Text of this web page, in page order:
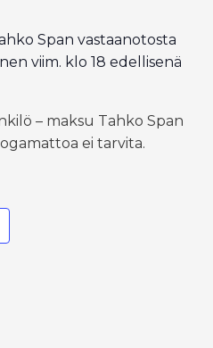
Span vastaanotosta
viim. klo 18 edellisenä
– maksu Tahko Span
ei tarvita.